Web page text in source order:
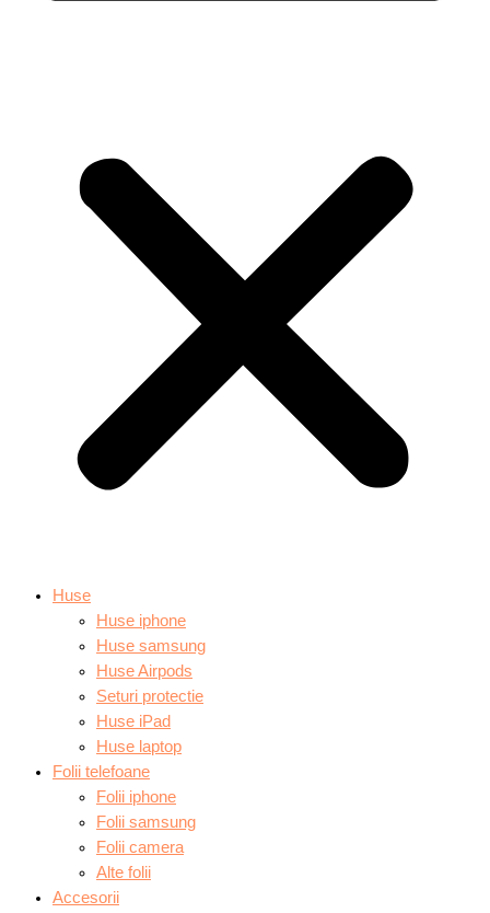
Huse
Huse iphone
Huse samsung
Huse Airpods
Seturi protectie
Huse iPad
Huse laptop
Folii telefoane
Folii iphone
Folii samsung
Folii camera
Alte folii
Accesorii